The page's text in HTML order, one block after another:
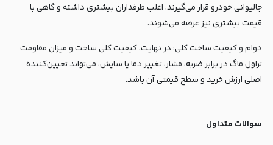
جالیوانی خودرو قرار می‌گیرند، اغلب طرفداران بیشتری داشته و گاهی با
قیمت بیشتری نیز عرضه می‌شوند.
دوام و کیفیت ساخت کلی: در نهایت، کیفیت کلی ساخت و میزان مقاومت
تراول ماگ در برابر ضربه، فشار، تغییر دما یا سایش، می‌تواند تعیین‌کننده
اصلی ارزش خرید و سطح قیمتی آن باشد.
سوالات متداول